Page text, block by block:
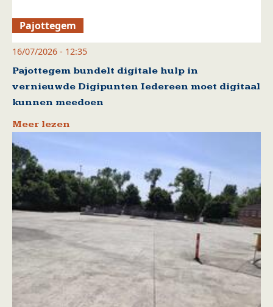
Pajottegem
16/07/2026 - 12:35
Pajottegem bundelt digitale hulp in
vernieuwde Digipunten Iedereen moet digitaal
kunnen meedoen
Meer lezen